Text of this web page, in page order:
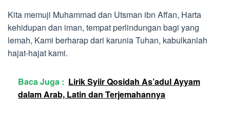
Kita memuji Muhammad dan Utsman ibn Affan, Harta
kehidupan dan iman, tempat perlindungan bagi yang
lemah, Kami berharap dari karunia Tuhan, kabulkanlah
hajat-hajat kami.
Baca Juga : Lirik Syiir Qosidah As’adul Ayyam
dalam Arab, Latin dan Terjemahannya